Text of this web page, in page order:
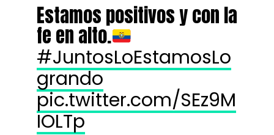
Estamos positivos y con la
fe en alto.
#JuntosLoEstamosLo
grando
pic.twitter.com/SEz9M
IOLTp